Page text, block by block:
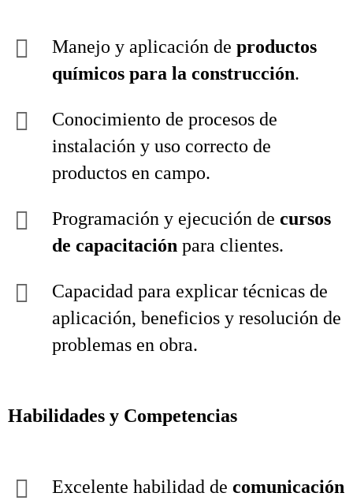
Manejo y aplicación de productos
químicos para la construcción.
Conocimiento de procesos de
instalación y uso correcto de
productos en campo.
Programación y ejecución de cursos
de capacitación para clientes.
Capacidad para explicar técnicas de
aplicación, beneficios y resolución de
problemas en obra.
Habilidades y Competencias
Excelente habilidad de comunicación